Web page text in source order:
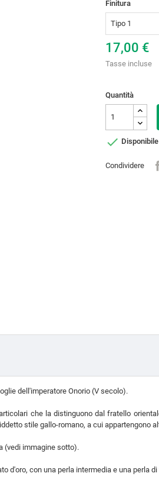
Finitura
17,00 €
Tasse incluse
Quantità
 Disponibile
Condividere
dell'imperatore Onorio (V secolo).
che la distinguono dal fratello
stile gallo-romano, a cui appartengono
(vedi immagine sotto).
d'oro, con una perla intermedia e una perla di